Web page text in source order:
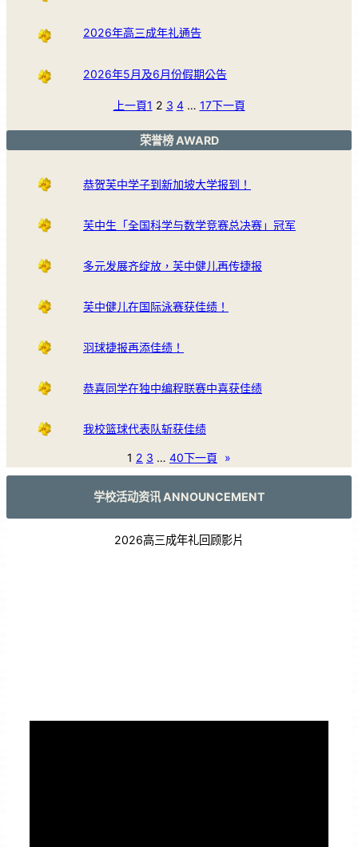
2026年高三成年礼通告
2026年5月及6月份假期公告
上一頁1 2 3 4 … 17下一頁
荣誉榜 AWARD
恭贺芙中学子到新加坡大学报到！
芙中生「全国科学与数学竞赛总决赛」冠军
多元发展齐绽放，芙中健儿再传捷报
芙中健儿在国际泳赛获佳绩！
羽球捷报再添佳绩！
恭喜同学在独中编程联赛中喜获佳绩
我校篮球代表队斩获佳绩
1 2 3 … 40下一頁 »
学校活动资讯 ANNOUNCEMENT
2026高三成年礼回顾影片